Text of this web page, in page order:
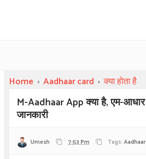
Home › Aadhaar card ›क्या होता है
M-Aadhaar App क्या है, एम-
जानकारी
Umesh 7:53 Pm Tags: